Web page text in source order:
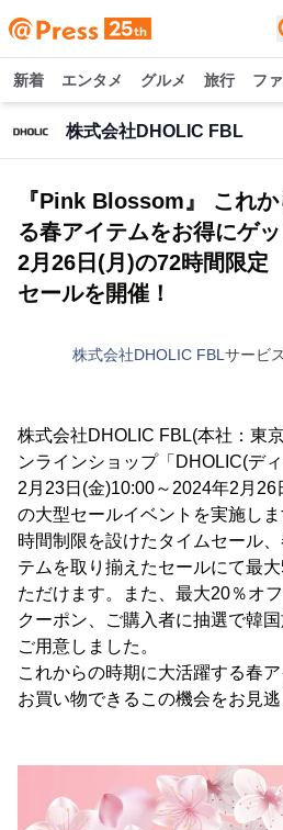
新着 エンタメ グルメ 旅行 フ
株式会社DHOLIC FBL
『Pink Blossom』 これ
る春アイテムをお得にゲ
2月26日(月)の72時間限
セールを開催！
株式会社DHOLIC FBL サービス
株式会社DHOLIC FBL(本社：東
ンラインショップ「DHOLIC(デ
2月23日(金)10:00～2024年2月
の大型セールイベントを実施しま
時間制限を設けたタイムセール
テムを取り揃えたセールにて最
ただけます。また、最大20％オ
クーポン、ご購入者に抽選で韓
ご用意しました。
これからの時期に大活躍する春
お買い物できるこの機会をお見逃